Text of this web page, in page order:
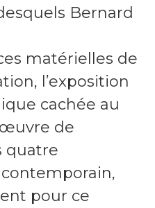
Bernard
matérielles de
l’exposition
cachée au
de
quatre
pour ce